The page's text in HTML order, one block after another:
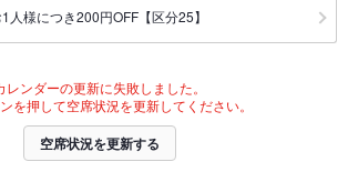
様につき200円OFF【区分25】
レンダーの更新に失敗しました。
を押して空席状況を更新してください。
空席状況を更新する